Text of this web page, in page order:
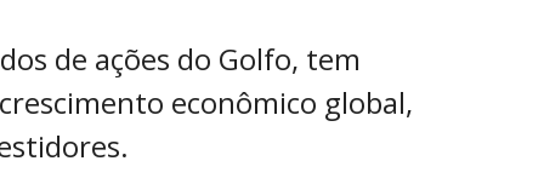
de ações do Golfo, tem
econômico global,